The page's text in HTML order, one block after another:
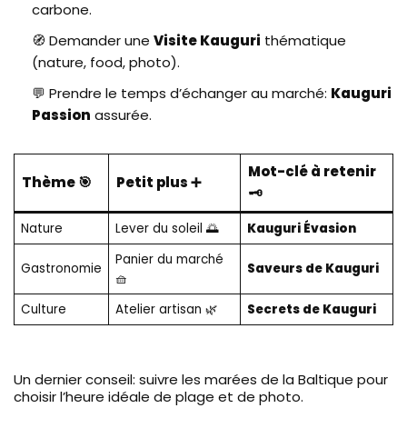
carbone.
🧭 Demander une Visite Kauguri thématique
(nature, food, photo).
💬 Prendre le temps d’échanger au marché: Kauguri
Passion assurée.
Thème 🎯 Petit plus ➕
Mot-clé à retenir
🗝️
Nature Lever du soleil 🌅 Kauguri Évasion
Gastronomie
Panier du marché
🧺
Saveurs de Kauguri
Culture Atelier artisan 🌿 Secrets de Kauguri
Un dernier conseil: suivre les marées de la Baltique pour
choisir l’heure idéale de plage et de photo.